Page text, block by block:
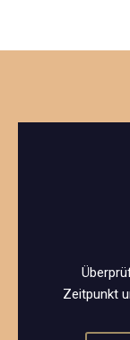
Zeitpunkt